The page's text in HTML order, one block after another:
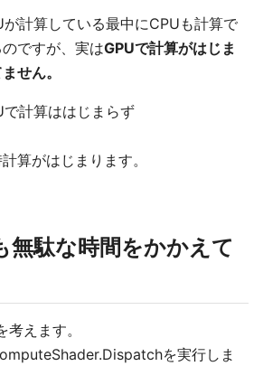
計算している最中にCPUも計算で
ですが、実はGPUで計算がはじま
せん。
計算ははじまらず
算がはじまります。
無駄な時間をかかえて
えます。
を実行しま